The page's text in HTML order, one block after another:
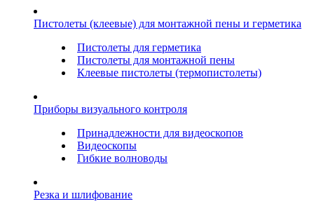
Пистолеты (клеевые) для монтажной пены и герметика
Пистолеты для герметика
Пистолеты для монтажной пены
Клеевые пистолеты (термопистолеты)
Приборы визуального контроля
Принадлежности для видеоскопов
Видеоскопы
Гибкие волноводы
Резка и шлифование